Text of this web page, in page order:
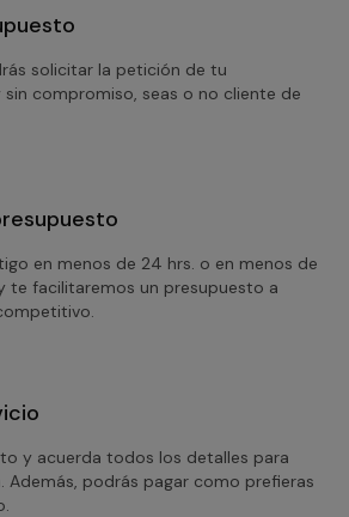
solicitar la petición de tu
compromiso, seas o no cliente de
en menos de 24 hrs. o en menos de
te facilitaremos un presupuesto a
y acuerda todos los detalles para
Además, podrás pagar como prefieras